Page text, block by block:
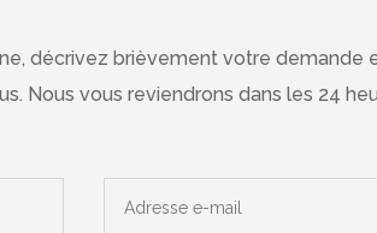
décrivez brièvement votre demande
Nous vous reviendrons dans les 24